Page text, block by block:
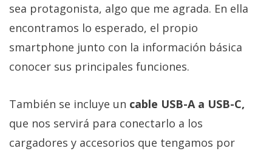
sea protagonista, algo que me agrada. En ella
encontramos lo esperado, el propio
smartphone junto con la información básica
conocer sus principales funciones.
También se incluye un cable USB-A a USB-C,
que nos servirá para conectarlo a los
cargadores y accesorios que tengamos por